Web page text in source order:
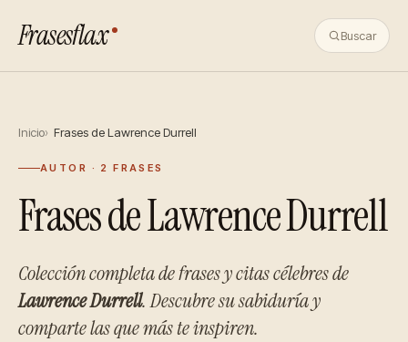
Frasesflax Buscar
Inicio Frases de Lawrence Durrell
AUTOR · 2 FRASES
Frases de Lawrence Durrell
Colección completa de frases y citas célebres de
Lawrence Durrell. Descubre su sabiduría y
comparte las que más te inspiren.